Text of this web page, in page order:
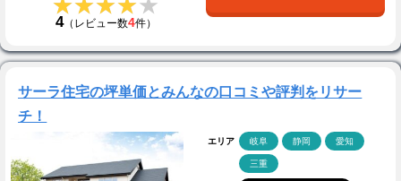
★★★★★
★★★★★
4（レビュー数4件）
サーラ住宅の坪単価とみんなの口コミや評判をリサー
チ！
エリア 岐阜 静岡 愛知
三重